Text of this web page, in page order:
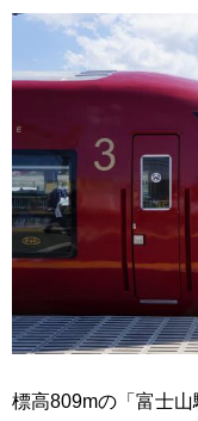
標高809mの「富士